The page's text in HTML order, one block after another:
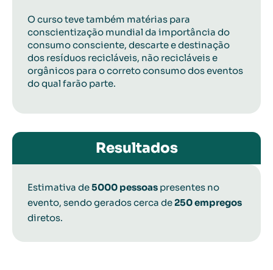
O curso teve também matérias para
conscientização mundial da importância do
consumo consciente, descarte e destinação
dos resíduos recicláveis, não recicláveis e
orgânicos para o correto consumo dos eventos
do qual farão parte.
Resultados
Estimativa de5000 pessoas presentes no
evento, sendo gerados cerca de250 empregos
diretos.